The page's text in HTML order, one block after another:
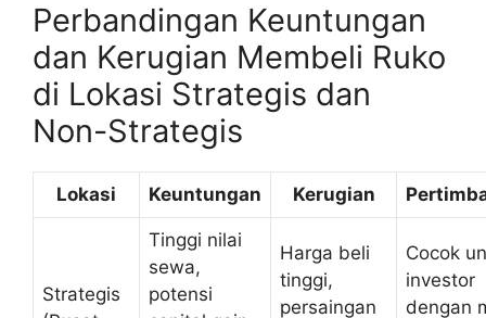
Perbandingan Keuntungan
dan Kerugian Membeli Ruko
di Lokasi Strategis dan
Non-Strategis
Lokasi Keuntungan Kerugian
Strategis
Tinggi nilai
sewa,
potensi
Harga beli
tinggi,
persaingan
Cocok
investor
dengan